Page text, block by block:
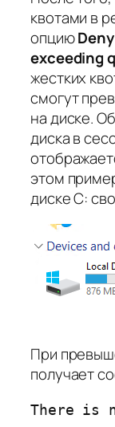
квотами в
опцию
exceeding
жестких
смогут
на диске.
диска в
этом
диске C:
При
получает
There is